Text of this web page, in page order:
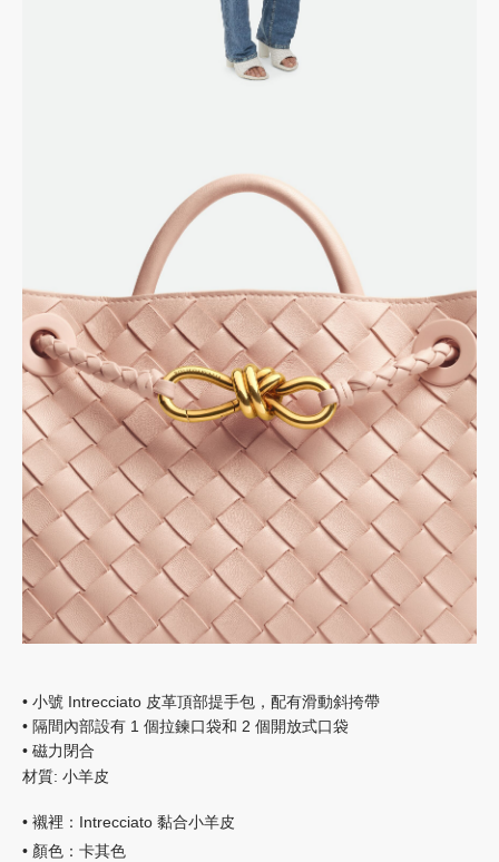
• 小號 Intrecciato 皮革頂部提手包，配有滑動斜挎帶
• 隔間內部設有 1 個拉鍊口袋和 2 個開放式口袋
• 磁力閉合
材質: 小羊皮
• 襯裡：Intrecciato 黏合小羊皮
• 顏色：卡其色